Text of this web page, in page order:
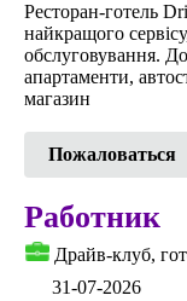
Ресторан-готель
найкращого
обслуговування.
апартаменти,
магазин
Пожаловаться
Работник
Драйв-клуб,
31-07-2026